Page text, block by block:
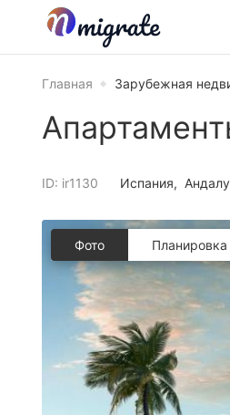
Главная Зарубежная
ID: ir1130 Испания
Фото Планировкa